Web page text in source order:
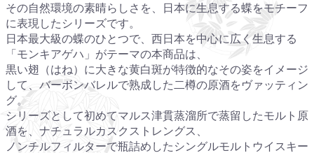
その自然環境の素晴らしさを、日本に生息する蝶をモチーフ
に表現したシリーズです。
日本最大級の蝶のひとつで、西日本を中心に広く生息する
「モンキアゲハ」がテーマの本商品は、
黒い翅（はね）に大きな黄白斑が特徴的なその姿をイメージ
して、バーボンバレルで熟成した二樽の原酒をヴァッティン
グ。
シリーズとして初めてマルス津貫蒸溜所で蒸留したモルト原
酒を、ナチュラルカスクストレングス、
ノンチルフィルターで瓶詰めしたシングルモルトウイスキー